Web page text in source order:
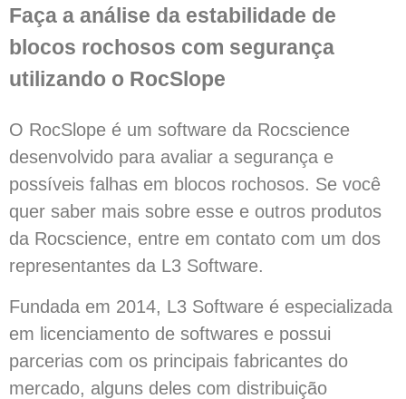
Faça a análise da estabilidade de
blocos rochosos com segurança
utilizando o RocSlope
O RocSlope é um software da Rocscience
desenvolvido para avaliar a segurança e
possíveis falhas em blocos rochosos. Se você
quer saber mais sobre esse e outros produtos
da Rocscience, entre em contato com um dos
representantes da L3 Software.
Fundada em 2014, L3 Software é especializada
em licenciamento de softwares e possui
parcerias com os principais fabricantes do
mercado, alguns deles com distribuição